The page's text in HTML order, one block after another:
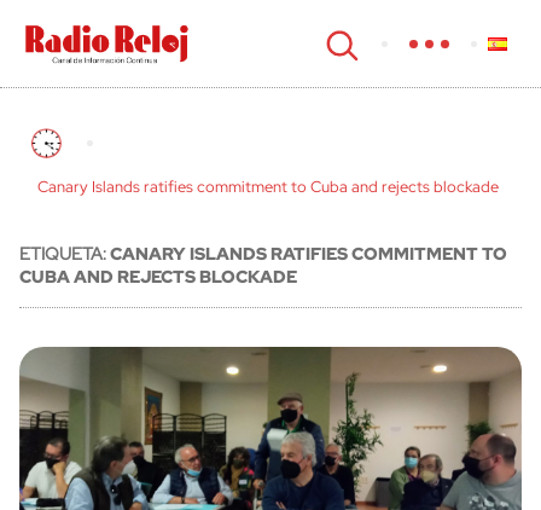
cerrar
Canary Islands ratifies commitment to Cuba and rejects blockade
ETIQUETA:CANARY ISLANDS RATIFIES COMMITMENT TO
CUBA AND REJECTS BLOCKADE